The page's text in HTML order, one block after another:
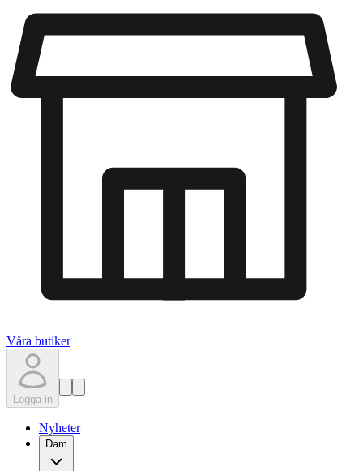
Våra butiker
Logga in
Nyheter
Dam